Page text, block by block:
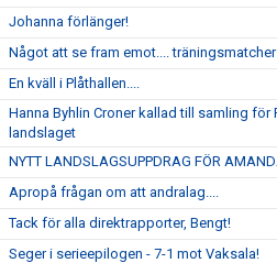
Johanna förlänger!
Något att se fram emot.... träningsmatcher
En kväll i Plåthallen....
Hanna Byhlin Croner kallad till samling för
landslaget
NYTT LANDSLAGSUPPDRAG FÖR
Apropå frågan om att andralag....
Tack för alla direktrapporter, Bengt!
Seger i serieepilogen - 7-1 mot Vaksala!